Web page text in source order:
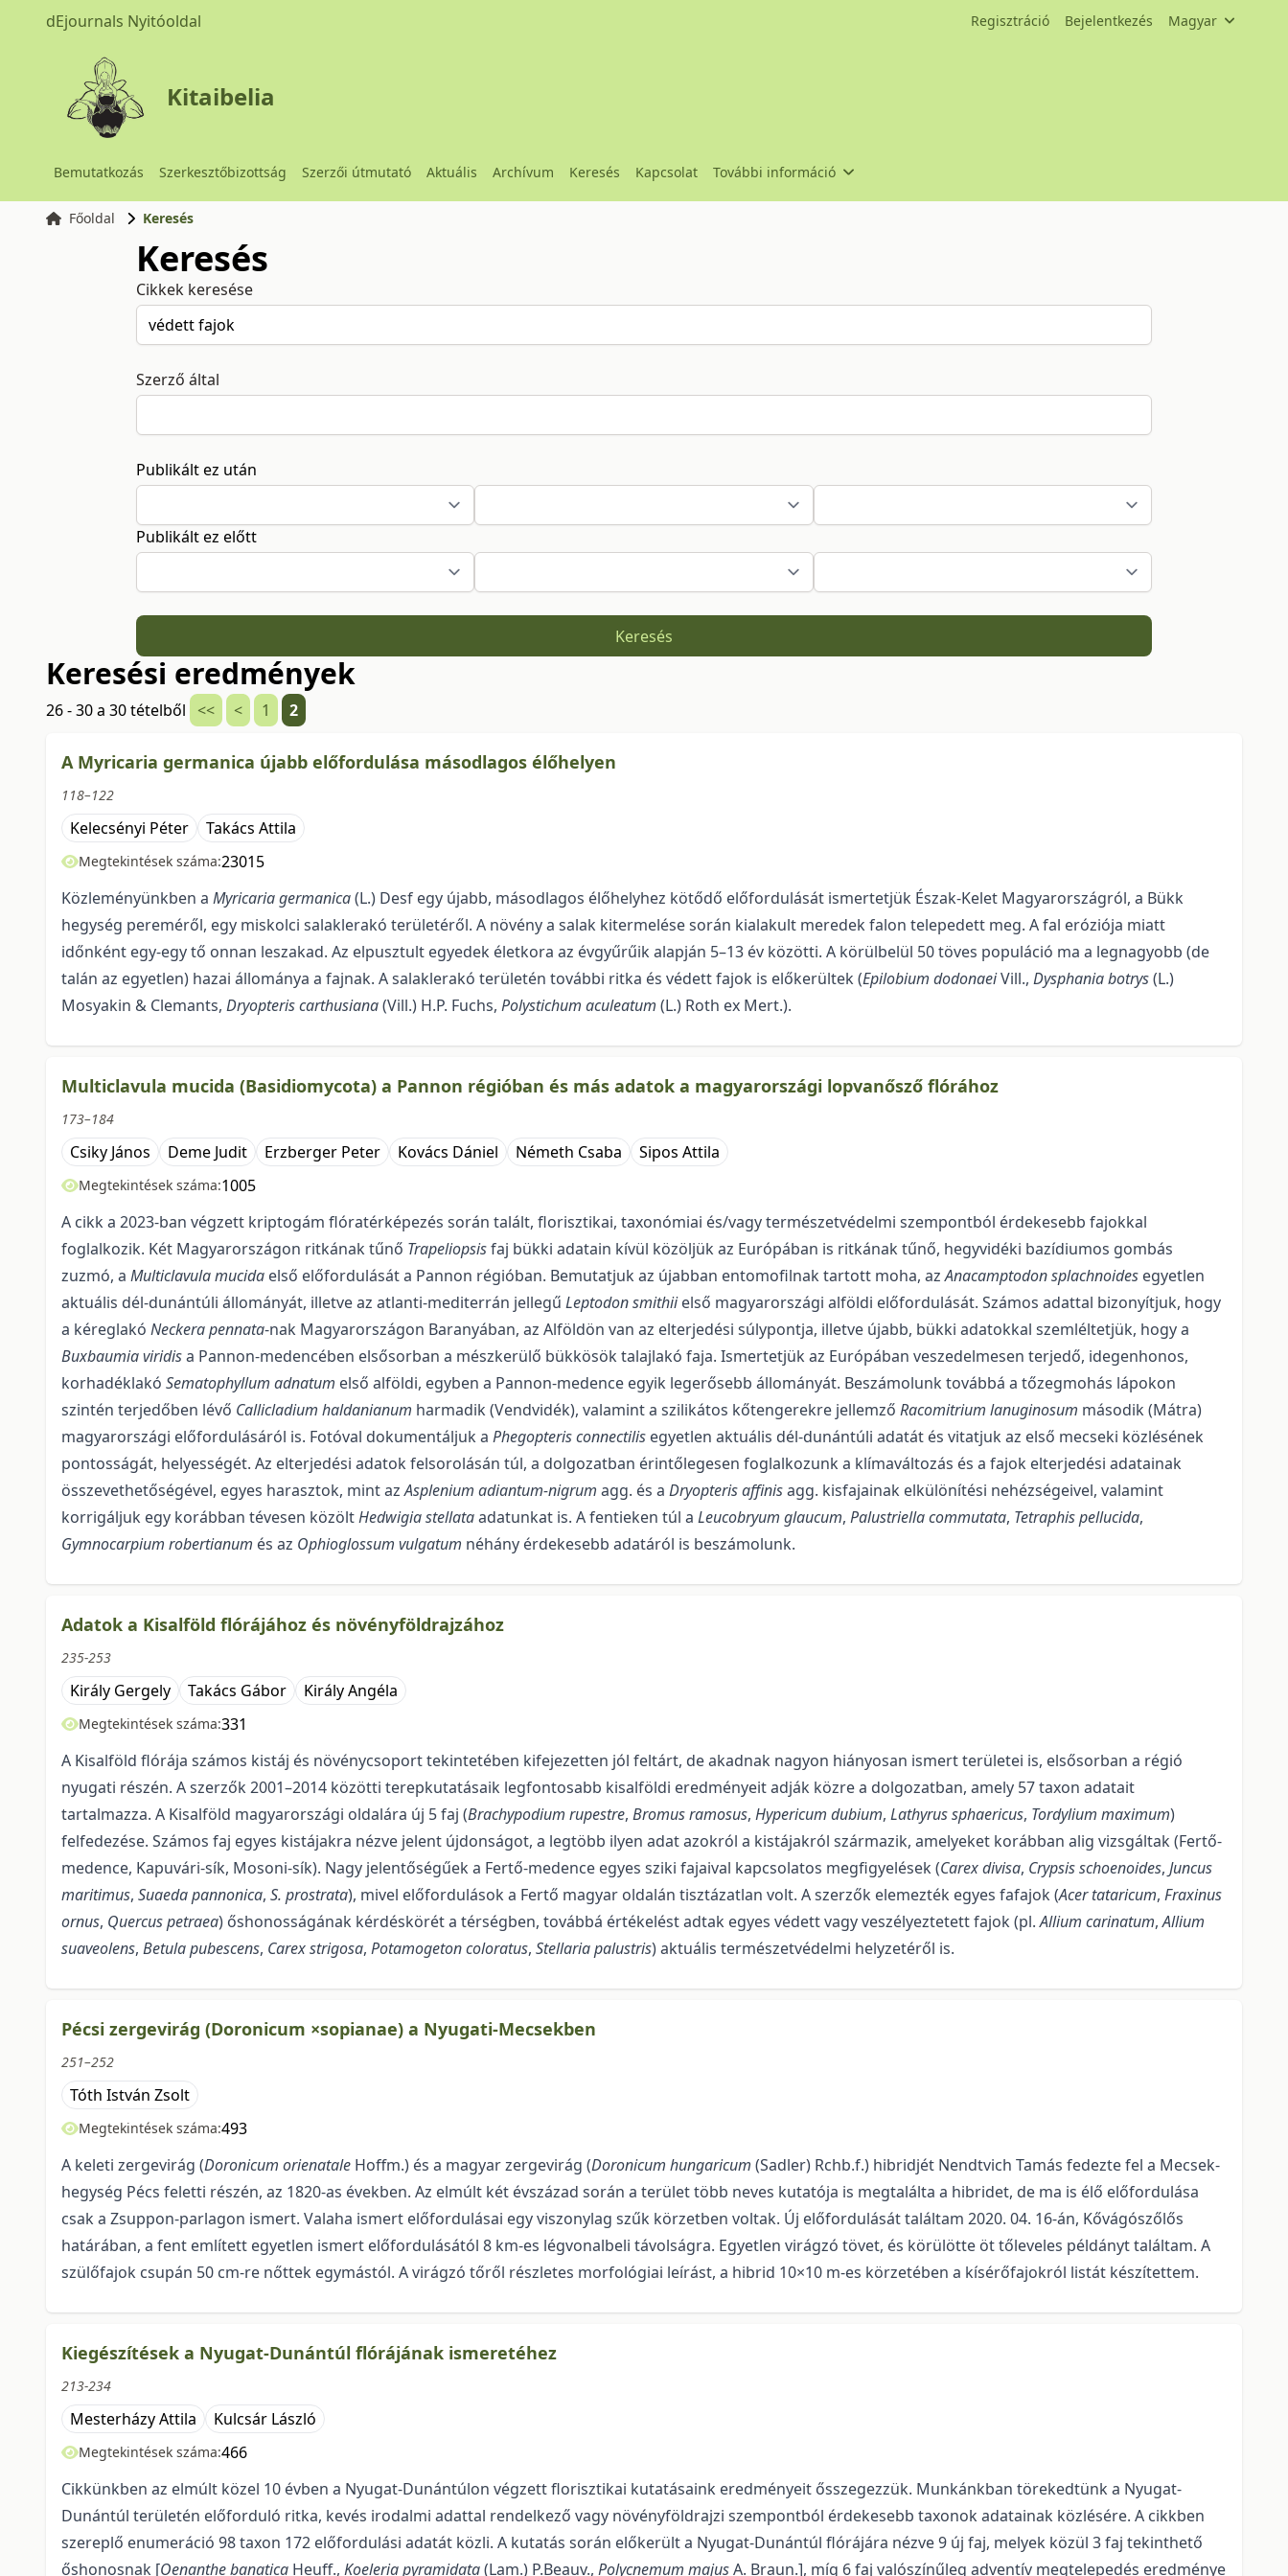
dEjournals Nyitóoldal Regisztráció Bejelentkezés Magyar
Kitaibelia
Bemutatkozás Szerkesztőbizottság Szerzői útmutató Aktuális Archívum Keresés Kapcsolat További információ
Főoldal Keresés
Keresés
Cikkek keresése
Szerző által
Publikált ez után
Publikált ez előtt
Keresés
Keresési eredmények
26 - 30 a 30 tételből << < 1 2
A Myricaria germanica újabb előfordulása másodlagos élőhelyen
118–122
Kelecsényi Péter Takács Attila
Megtekintések száma:23015
Közleményünkben a Myricaria germanica(L.) Desf egy újabb, másodlagos élőhelyhez kötődő előfordulását ismertetjük Észak-Kelet Magyarországról, a Bükk
hegység pereméről, egy miskolci salaklerakó területéről. A növény a salak kitermelése során kialakult meredek falon telepedett meg. A fal eróziója miatt
időnként egy-egy tő onnan leszakad. Az elpusztult egyedek életkora az évgyűrűik alapján 5–13 év közötti. A körülbelül 50 töves populáció ma a legnagyobb (de
talán az egyetlen) hazai állománya a fajnak. A salaklerakó területén további ritka és védett fajok is előkerültek (Epilobium dodonaeiVill., Dysphania botrys(L.)
Mosyakin & Clemants, Dryopteris carthusiana(Vill.) H.P. Fuchs, Polystichum aculeatum (L.) Roth ex Mert.).
Multiclavula mucida (Basidiomycota) a Pannon régióban és más adatok a magyarországi lopvanősző flórához
173–184
Csiky János Deme Judit Erzberger Peter Kovács Dániel Németh Csaba Sipos Attila
Megtekintések száma:1005
A cikk a 2023-ban végzett kriptogám flóratérképezés során talált, florisztikai, taxonó­miai és/vagy természetvédelmi szempontból érdekesebb fajokkal
foglalkozik. Két Magyarországon ritkának tűnő Trapeliopsisfaj bükki adatain kívül közöljük az Európában is ritkának tűnő, hegyvidéki bazídiumos gombás
zuzmó, a Multiclavula mucida első előfordulását a Pannon régióban. Bemutatjuk az újabban entomofilnak tartott moha, azAnacamptodon splachnoides egyetlen
aktuális dél-dunántúli állományát, illetve az atlanti-mediterrán jellegű Leptodon smithiielső magyarországi alföldi előfordulá­sát. Számos adattal bizonyítjuk, hogy
a kéreglakó Neckera pennata-nak Magyarországon Baranyában, az Alföldön van az elterjedési súlypontja, illetve újabb, bükki adatokkal szemléltetjük, hogy a
Buxbau­mia viridisa Pannon-medencében elsősorban a mészkerülő bükkösök talajlakó faja. Ismertetjük az Európá­ban veszedelmesen terjedő, idegenhonos,
korhadéklakó Sematophyllum adnatum első alföldi, egyben a Pannon-medence egyik legerősebb állományát. Beszámolunk továbbá a tőzegmohás lápokon
szintén terjedőben lévő Callicladium haldanianum harmadik (Vendvidék), valamint a szilikátos kőten­gerekre jellemző Racomitrium lanuginosum második (Mátra)
magyarországi előfordulásáról is. Fotóval doku­mentáljuk a Phegopteris connectilis egyetlen aktuális dél-dunántúli adatát és vitatjuk az első me­cseki közlésének
pontosságát, helyességét. Az elterjedési adatok felsorolásán túl, a dolgozatban érintő­lege­sen foglalko­zunk a klímaváltozás és a fajok elterjedési adatainak
összevethetőségével, egyes ha­rasztok, mint azAsplenium adiantum-nigrum agg. és a Dryopteris affinisagg. kisfajainak elkülönítési nehézségei­vel, valamint
korrigáljuk egy korábban tévesen közöltHedwigia stellataadatunkat is. A fentieken túl a Leu­cobryum glaucum, Palustriella commutata, Tetraphis pellucida,
Gymnocarpium rober­tianum és az Ophioglossum vulgatum néhány érdekesebb adatáról is beszámolunk.
Adatok a Kisalföld flórájához és növényföldrajzához
235-253
Király Gergely Takács Gábor Király Angéla
Megtekintések száma:331
A Kisalföld flórája számos kistáj és növénycsoport tekintetében kifejezetten jól feltárt, de akadnak nagyon hiányosan ismert területei is, elsősorban a régió
nyugati részén. A szerzők 2001–2014 közötti terepkutatásaik legfontosabb kisalföldi eredményeit adják közre a dolgozatban, amely 57 taxon adatait
tartalmazza. A Kisalföld magyarországi oldalára új 5 faj (Brachypodium rupestre, Bromus ramosus, Hypericum dubium, Lathyrus sphaericus, Tordylium maximum)
felfedezése. Számos faj egyes kistájakra nézve jelent újdonságot, a legtöbb ilyen adat azokról a kistájakról származik, amelyeket korábban alig vizsgáltak (Fertő-
medence, Kapuvári-sík, Mosoni-sík). Nagy jelentőségűek a Fertő-medence egyes sziki fajaival kapcsolatos megfigyelések (Carex divisa, Crypsisschoenoides, Juncus
maritimus, Suaeda pannonica, S. prostrata), mivel előfordulások a Fertő magyar oldalán tisztázatlan volt. A szerzők elemezték egyes fafajok (Acer tataricum, Fraxinus
ornus, Quercus petraea) őshonosságának kérdéskörét a térségben, továbbá értékelést adtak egyes védett vagy veszélyeztetett fajok (pl.Allium carinatum,Allium
suaveolens, Betula pubescens, Carex strigosa, Potamogeton coloratus, Stellaria palustris) aktuális természetvédelmi helyzetéről is.
Pécsi zergevirág (Doronicum ×sopianae) a Nyugati-Mecsekben
251–252
Tóth István Zsolt
Megtekintések száma:493
A keleti zergevirág (Doronicum orienatale Hoffm.) és a magyar zergevirág (Doronicum hungaricum (Sadler) Rchb.f.) hibridjét Nendtvich Tamás fedezte fel a Mecsek-
hegység Pécs feletti ré­szén, az 1820-as években. Az elmúlt két évszázad során a terület több neves kutatója is megtalálta a hibridet, de ma is élő előfordulása
csak a Zsuppon-parlagon ismert. Valaha ismert előfordulásai egy viszonylag szűk körzetben voltak. Új előfordulását találtam 2020. 04. 16-án, Kővágószőlős
határában, a fent említett egyetlen ismert előfordulásától 8 km-es légvonalbeli távolságra. Egyetlen virágzó tövet, és körülötte öt tőleveles példányt találtam. A
szülőfajok csupán 50 cm-re nőttek egymástól. A virágzó tőről részletes morfológiai leírást, a hibrid 10×10 m-es körzetében a kísérőfajokról listát készítettem.
Kiegészítések a Nyugat-Dunántúl flórájának ismeretéhez
213-234
Mesterházy Attila Kulcsár László
Megtekintések száma:466
Cikkünkben az elmúlt közel 10 évben a Nyugat-Dunántúlon végzett florisztikai kutatásaink eredményeit ősszegezzük. Munkánkban törekedtünk a Nyugat-
Dunántúl területén előforduló ritka, kevés irodalmi adattal rendelkező vagy növényföldrajzi szempontból érdekesebb taxonok adatainak közlésére. A cikkben
szereplő enumeráció 98 taxon 172 előfordulási adatát közli. A kutatás során előkerült a Nyugat-Dunántúl flórájára nézve 9 új faj, melyek közül 3 faj tekinthető
őshonosnak [Oenanthe banatica Heuff., Koeleria pyramidata(Lam.) P.Beauv., Polycnemum majusA. Braun.], míg 6 faj valószínűleg adventív megtelepedés eredménye